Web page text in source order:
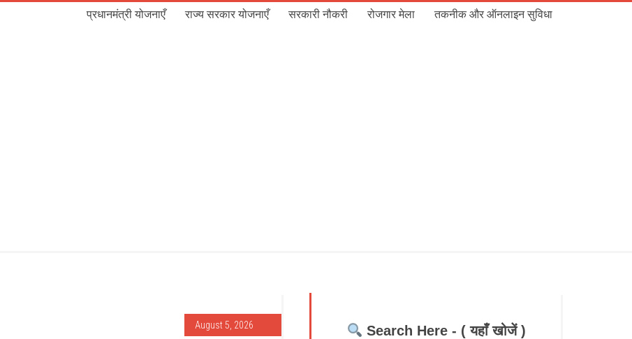
प्रधानमंत्री योजनाएँ राज्य सरकार योजनाएँ सरकारी नौकरी रोजगार मेला तकनीक और ऑनलाइन सुविधा
August 5, 2026 Search Here - ( यहाँ खोजें )